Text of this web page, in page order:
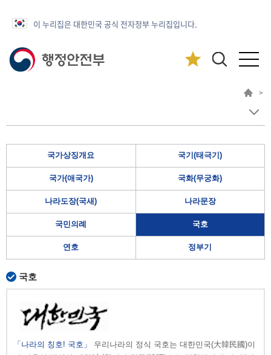
이 누리집은 대한민국 공식 전자정부 누리집입니다.
>
국가상징개요 국기(태극기)
국가(애국가) 국화(무궁화)
나라도장(국새) 나라문장
국민의례 국호
연호 정부기
국호
「나라의 칭호! 국호」
우리나라의 정식 국호는 대한민국(大韓民國)이